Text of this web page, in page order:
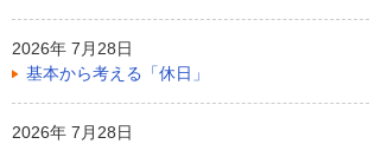
2026年 7月28日
基本から考える「休日」
2026年 7月28日